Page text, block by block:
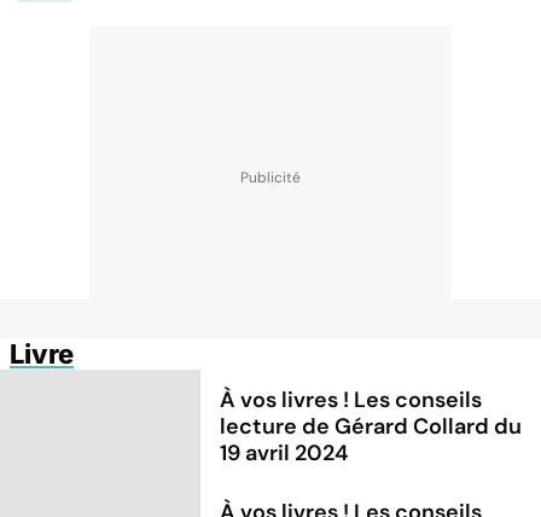
Livre
À vos livres ! Les conseils
lecture de Gérard Collard du
19 avril 2024